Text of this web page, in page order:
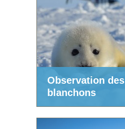
Observation des
blanchons